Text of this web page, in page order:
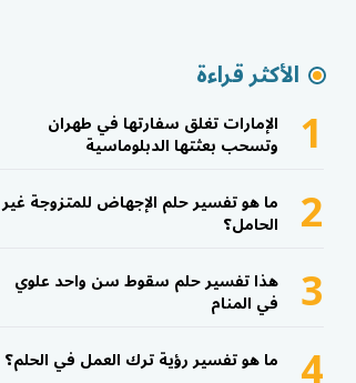
الأكثر قراءة
1 الإمارات تغلق سفارتها في طهران
وتسحب بعثتها الدبلوماسية
2 ما هو تفسير حلم الإجهاض للمتزوجة غير
الحامل؟
3 هذا تفسير حلم سقوط سن واحد علوي
في المنام
ما هو تفسير رؤية ترك العمل في الحلم؟